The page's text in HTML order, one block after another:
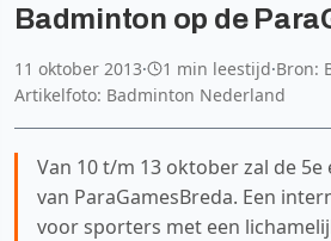
Badminton op de
11 oktober 2013· 1 min leestijd·Bron:
Artikelfoto: Badminton Nederland
Van 10 t/m 13 oktober zal de
van ParaGamesBreda. Een
voor sporters met een